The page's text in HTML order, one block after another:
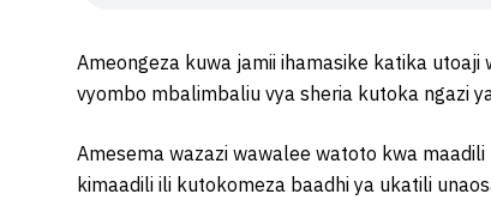
Ameongeza kuwa jamii ihamasike katika
vyombo mbalimbaliu vya sheria kutoka ngazi
Amesema wazazi wawalee watoto kwa
kimaadili ili kutokomeza baadhi ya ukatili